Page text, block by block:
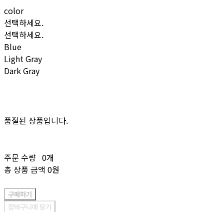
color
선택하세요.
선택하세요.
Blue
Light Gray
Dark Gray
품절된 상품입니다.
주문 수량 0개
총 상품 금액 0원
구매하기
장바구니에 담기